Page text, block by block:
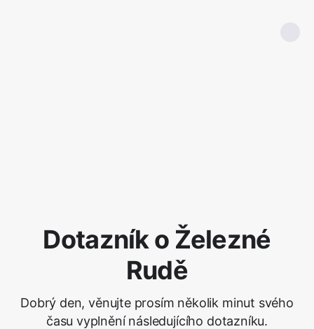
Dotazník o Železné
Rudě
Dobrý den, věnujte prosím několik minut svého
času vyplnění následujícího dotazníku.